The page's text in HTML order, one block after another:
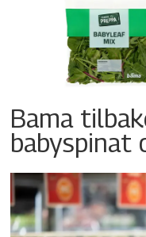
Bama
babyspinat